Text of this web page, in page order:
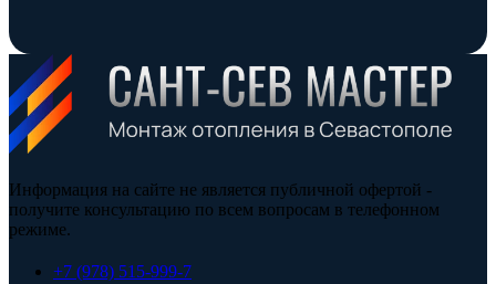
Информация на сайте не является публичной офертой -
получите консультацию по всем вопросам в телефонном
режиме.
+7 (978) 515-999-7